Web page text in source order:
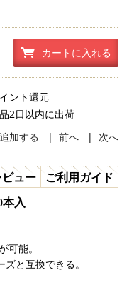
カートに入れる
ント還元
2日以内に出荷
加する
| 前へ | 次へ
ュー ご利用ガイド
本入
可能。
ズと互換できる。